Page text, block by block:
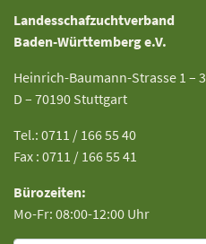
Landesschafzuchtverband
Baden-Württemberg e.V.
Heinrich-Baumann-Strasse 1 – 3
D – 70190 Stuttgart
Tel.: 0711 / 166 55 40
Fax : 0711 / 166 55 41
Bürozeiten:
Mo-Fr: 08:00-12:00 Uhr